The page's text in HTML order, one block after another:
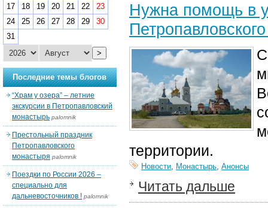
Нужна помощь в
территории.
Новости, Монастырь, Анонсы
Читать дальше
17
18 19 20 21 22
23
24
25 26 27 28 29
30
31
>
Последние темы блогов
“Храм у озера” – летние
экскурсии в Петропавловский
монастырь palomnik
Престольный праздник
Петропавловского
монастыря palomnik
Поездки по России 2026 –
специально для
дальневосточников ! palomnik